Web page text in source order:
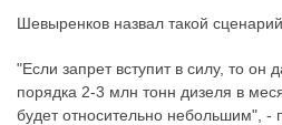
Шевыренков назвал такой
"Если запрет вступит в силу, то он
порядка 2-3 млн тонн дизеля в
будет относительно небольшим", -